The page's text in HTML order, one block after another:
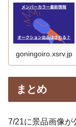
goningoiro.xsrv.jp
まとめ
7/21に景品画像が